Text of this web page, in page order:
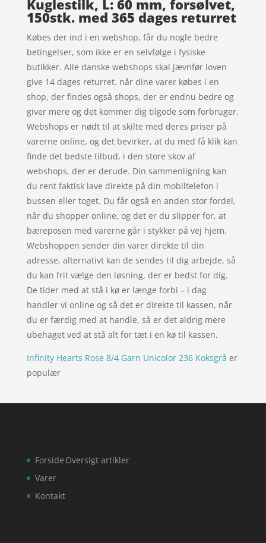
Kuglestilk, L: 60 mm, forsølvet,
150stk. med 365 dages returret
Købes der ind i en webshop, får du nogle bedre
betingelser, som ikke er en selvfølge i fysiske
butikker. Alle danske webshops skal jævnfør loven
give 14 dages returret. når dine varer købes i en
shop, der findes også shops, der er endnu bedre og
giver mere og det kommer dig tilgode som forbruger.
Webshops er nødt til at skilte med deres priser på
varerne online, og det bevirker, at du med få klik kan
finde det bedste tilbud, i den store skov af
webshops, der er derude. Din sammenligning kan
du rent faktisk lave direkte på din mobiltelefon i
bussen eller toget. Du får også en anden stor fordel,
når du shopper online, og det er du slipper for, at
bæreposen med varerne går i stykker på vej hjem.
Webshoppen sender din varer direkte til din
adresse, alternativt kan de sendes til dig arbejde, så
du kan frit vælge den løsning, der er bedst for dig.
De tider med at stå i kø er længe forbi – i dag
handler vi online og så det er direkte til kassen, når
du er færdig med at handle, så er det aldrig mere
ubehaget ved at stå alt for tæt i en kø til kassen.
Infinity Hearts Rose 8/4 Garn Unicolor 236 Koksgrå er
populær
Forside
Varer
Kontakt
Oversigt artikler